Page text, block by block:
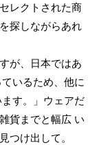
レクトされた商
探しながらあれ
が、日本ではあ
いるため、他に
す。」ウェアだ
貨までと幅広 い
つけ出して。